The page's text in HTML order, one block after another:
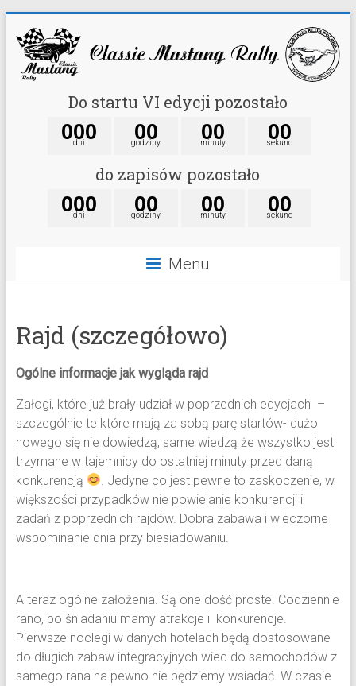
Do startu VI edycji pozostało
dni
000 godziny
00 minuty
00 sekund
00
do zapisów pozostało
dni
000 godziny
00 minuty
00 sekund
00
Menu
Rajd (szczegółowo)
Ogólne informacje jak wygląda rajd
Załogi, które już brały udział w poprzednich edycjach –
szczególnie te które mają za sobą parę startów- dużo
nowego się nie dowiedzą, same wiedzą że wszystko jest
trzymane w tajemnicy do ostatniej minuty przed daną
konkurencją
. Jedyne co jest pewne to zaskoczenie, w
większości przypadków nie powielanie konkurencji i
zadań z poprzednich rajdów. Dobra zabawa i wieczorne
wspominanie dnia przy biesiadowaniu.
A teraz ogólne założenia. Są one dość proste. Codziennie
rano, po śniadaniu mamy atrakcje i konkurencje.
Pierwsze noclegi w danych hotelach będą dostosowane
do długich zabaw integracyjnych wiec do samochodów z
samego rana na pewno nie będziemy wsiadać. W czasie